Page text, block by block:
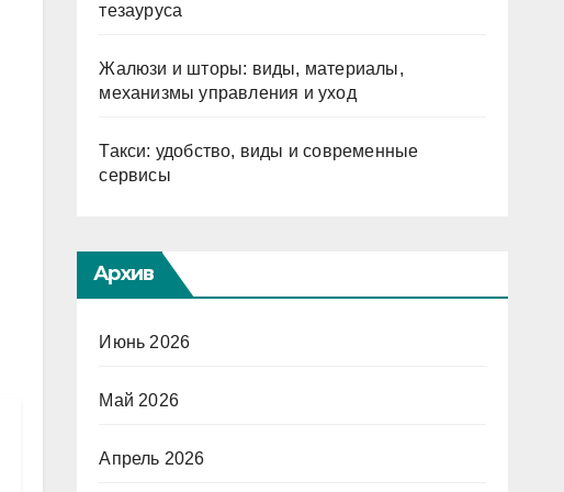
тезауруса
Жалюзи и шторы: виды, материалы,
механизмы управления и уход
Такси: удобство, виды и современные
сервисы
Архив
Июнь 2026
Май 2026
Апрель 2026